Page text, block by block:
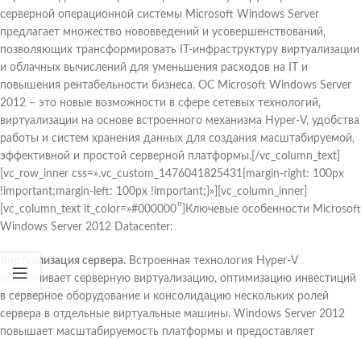
серверной операционной системы Microsoft Windows Server
предлагает множество нововведений и усовершенствований,
позволяющих трансформировать IT-инфраструктуру виртуализации
и облачных вычислений для уменьшения расходов на IT и
повышения рентабельности бизнеса. ОС Microsoft Windows Server
2012 – это новые возможности в сфере сетевых технологий,
виртуализации на основе встроенного механизма Hyper-V, удобства
работы и систем хранения данных для создания масштабируемой,
эффективной и простой серверной платформы.[/vc_column_text]
[vc_row_inner css=».vc_custom_1476041825431{margin-right: 100px
!important;margin-left: 100px !important;}»][vc_column_inner]
[vc_column_text it_color=»#000000″]Ключевые особенности Microsoft
Windows Server 2012 Datacenter:
Виртуализация сервера. Встроенная технология Hyper-V
обеспечивает серверную виртуализацию, оптимизацию инвестиций
в серверное оборудование и консолидацию нескольких ролей
сервера в отдельные виртуальные машины. Windows Server 2012
повышает масштабируемость платформы и предоставляет